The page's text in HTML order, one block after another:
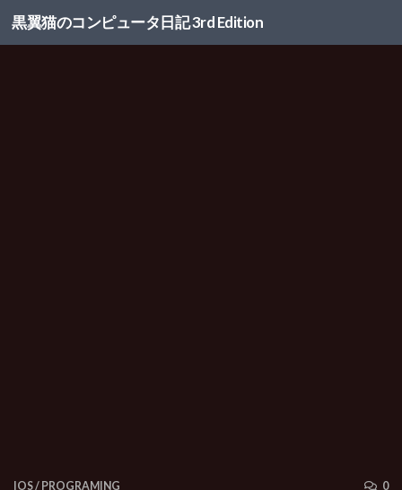
コンテンツへスキップ
黒翼猫のコンピュータ日記 3rd Edition
IOS/ PROGRAMING 0